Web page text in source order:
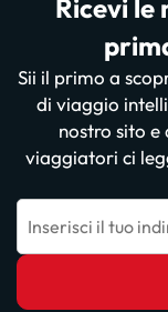
Ricevi
Sii il primo a
di viaggio
nostro sito
viaggiatori ci
Inserisci il tuo